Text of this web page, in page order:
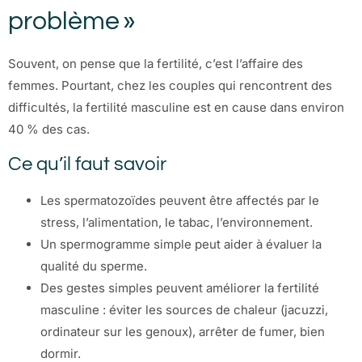
problème »
Souvent, on pense que la fertilité, c’est l’affaire des
femmes. Pourtant, chez les couples qui rencontrent des
difficultés, la fertilité masculine est en cause dans environ
40 % des cas.
Ce qu’il faut savoir
Les spermatozoïdes peuvent être affectés par le
stress, l’alimentation, le tabac, l’environnement.
Un spermogramme simple peut aider à évaluer la
qualité du sperme.
Des gestes simples peuvent améliorer la fertilité
masculine : éviter les sources de chaleur (jacuzzi,
ordinateur sur les genoux), arrêter de fumer, bien
dormir.